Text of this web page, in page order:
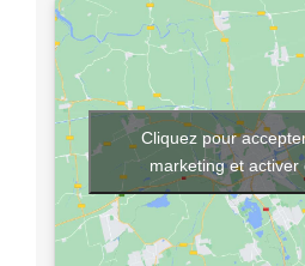
Cliquez pour
marketing et activer